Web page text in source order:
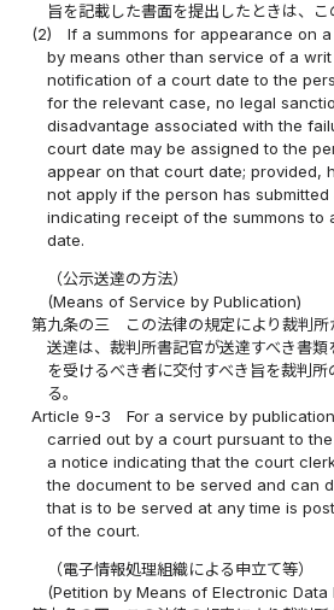
旨を記載した書面を提出したときは、こ
(2)
If a summons for appearance on
by means other than service of a
notification of a court date to the
for the relevant case, no legal
disadvantage associated with the
court date may be assigned to the
appear on that court date; provided,
not apply if the person has
indicating receipt of the summons to
date.
（公示送達の方法）
(Means of Service by Publication)
第九条の三
この法律の規定により裁判
送達は、裁判所書記官が送達すべき書
を受けるべき者に交付すべき旨を裁判
る。
Article 9-3
For a service by
carried out by a court pursuant to
a notice indicating that the court
the document to be served and can
that is to be served at any time is
of the court.
（電子情報処理組織による申立て等）
(Petition by Means of Electronic Data